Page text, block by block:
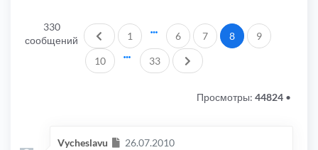
330
сообщений
Пред.1 6 7 8 9
10 33 След.
Просмотры: 44824 •
Vycheslavu Сообщение
26.07.2010